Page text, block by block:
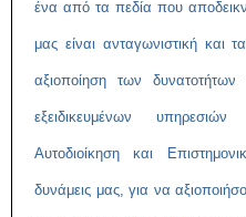
ένα από τα πεδία που
μας είναι ανταγωνιστική και
αξιοποίηση των
εξειδικευμένων
Αυτοδιοίκηση και
δυνάμεις μας, για να